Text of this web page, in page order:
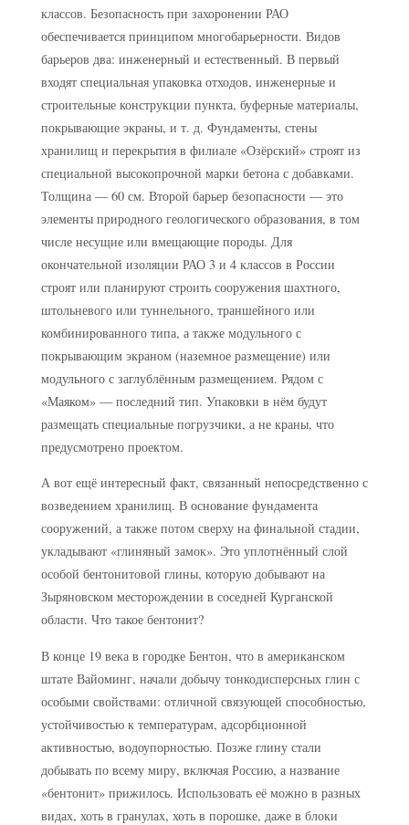
классов. Безопасность при захоронении РАО
обеспечивается принципом многобарьерности. Видов
барьеров два: инженерный и естественный. В первый
входят специальная упаковка отходов, инженерные и
строительные конструкции пункта, буферные материалы,
покрывающие экраны, и т. д. Фундаменты, стены
хранилищ и перекрытия в филиале «Озёрский» строят из
специальной высокопрочной марки бетона с добавками.
Толщина — 60 см. Второй барьер безопасности — это
элементы природного геологического образования, в том
числе несущие или вмещающие породы. Для
окончательной изоляции РАО 3 и 4 классов в России
строят или планируют строить сооружения шахтного,
штольневого или туннельного, траншейного или
комбинированного типа, а также модульного с
покрывающим экраном (наземное размещение) или
модульного с заглублённым размещением. Рядом с
«Маяком» — последний тип. Упаковки в нём будут
размещать специальные погрузчики, а не краны, что
предусмотрено проектом.
А вот ещё интересный факт, связанный непосредственно с
возведением хранилищ. В основание фундамента
сооружений, а также потом сверху на финальной стадии,
укладывают «глиняный замок». Это уплотнённый слой
особой бентонитовой глины, которую добывают на
Зыряновском месторождении в соседней Курганской
области. Что такое бентонит?
В конце 19 века в городке Бентон, что в американском
штате Вайоминг, начали добычу тонкодисперсных глин с
особыми свойствами: отличной связующей способностью,
устойчивостью к температурам, адсорбционной
активностью, водоупорностью. Позже глину стали
добывать по всему миру, включая Россию, а название
«бентонит» прижилось. Использовать её можно в разных
видах, хоть в гранулах, хоть в порошке, даже в блоки